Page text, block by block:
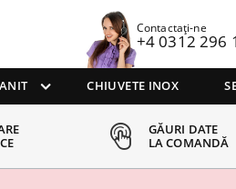
Contactați-ne
+4 0312 296
CHIUVETE INOX
GĂURI DATE
LA COMANDĂ